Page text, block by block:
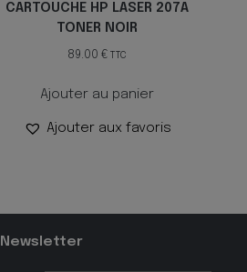
CARTOUCHE HP LASER 207A
TONER NOIR
89.00€ TTC
Ajouter au panier
Ajouter aux favoris
Newsletter